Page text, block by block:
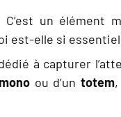
C’est un élément
est-elle si
à capturer
ou d’untotem